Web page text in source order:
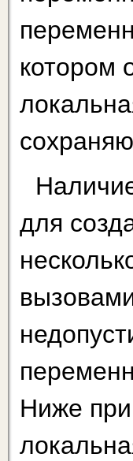
котором
для
Ниже